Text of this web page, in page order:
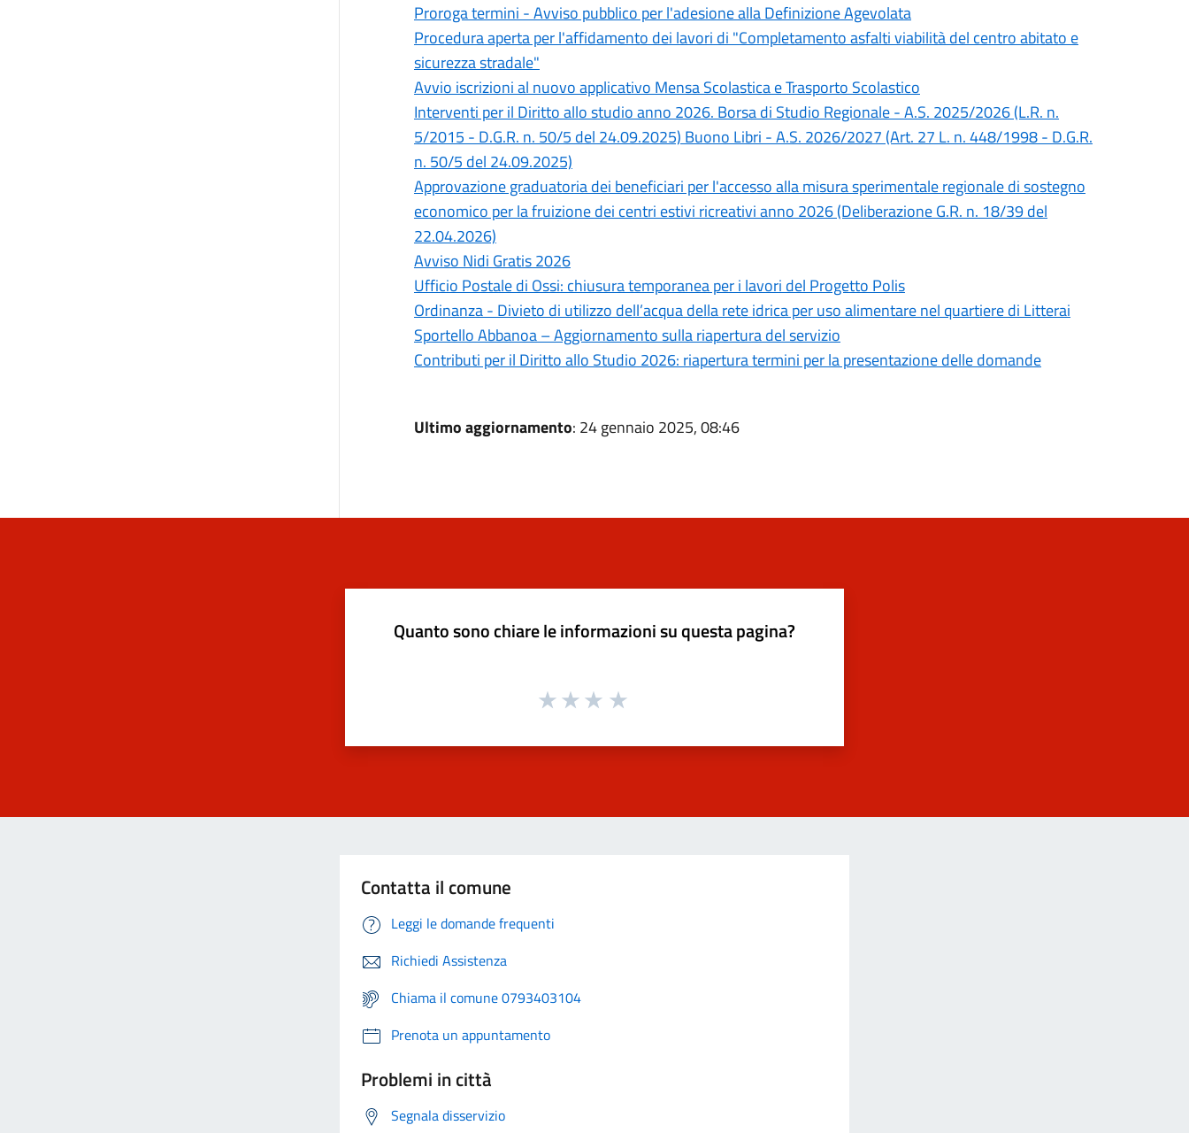
Proroga termini - Avviso pubblico per l'adesione alla Definizione Agevolata
Procedura aperta per l'affidamento dei lavori di "Completamento asfalti viabilità del centro abitato e
sicurezza stradale"
Avvio iscrizioni al nuovo applicativo Mensa Scolastica e Trasporto Scolastico
Interventi per il Diritto allo studio anno 2026. Borsa di Studio Regionale - A.S. 2025/2026 (L.R. n.
5/2015 - D.G.R. n. 50/5 del 24.09.2025) Buono Libri - A.S. 2026/2027 (Art. 27 L. n. 448/1998 - D.G.R.
n. 50/5 del 24.09.2025)
Approvazione graduatoria dei beneficiari per l'accesso alla misura sperimentale regionale di sostegno
economico per la fruizione dei centri estivi ricreativi anno 2026 (Deliberazione G.R. n. 18/39 del
22.04.2026)
Avviso Nidi Gratis 2026
Ufficio Postale di Ossi: chiusura temporanea per i lavori del Progetto Polis
Ordinanza - Divieto di utilizzo dell’acqua della rete idrica per uso alimentare nel quartiere di Litterai
Sportello Abbanoa – Aggiornamento sulla riapertura del servizio
Contributi per il Diritto allo Studio 2026: riapertura termini per la presentazione delle domande
Ultimo aggiornamento: 24 gennaio 2025, 08:46
Quanto sono chiare le informazioni su questa pagina?
Contatta il comune
Leggi le domande frequenti
Richiedi Assistenza
Chiama il comune 0793403104
Prenota un appuntamento
Problemi in città
Segnala disservizio